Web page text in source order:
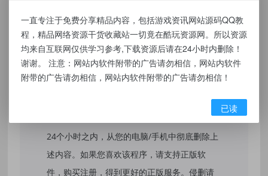
本站提供的资源，都来自网络，版权争议与本
站无关，所有内容及软件的文章仅限用于学习
和研究目的。不得将上述内容用于商业或者非
法用途，否则，一切后果请用户自负，我们不
保证内容的长久可用性，通过使用本站内容随
之而来的风险与本站无关，您必须在下载后的
24个小时之内，从您的电脑/手机中彻底删除上
述内容。如果您喜欢该程序，请支持正版软
件，购买注册，得到更好的正版服务。侵删请
一直专注于免费分享精品内容，包括游戏资讯网站源码QQ教
程，精品网络资源干货收藏站一切竟在酷玩资源网。所以资源
均来自互联网仅供学习参考,下载资源后请在24小时内删除！
谢谢。 注意：网站内软件附带的广告请勿相信，网站内软件
附带的广告请勿相信，网站内软件附带的广告请勿相信！
已读